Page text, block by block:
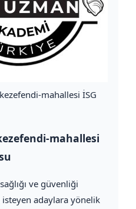
mahallesi İSG
mahallesi
ve güvenliği
adaylara yönelik